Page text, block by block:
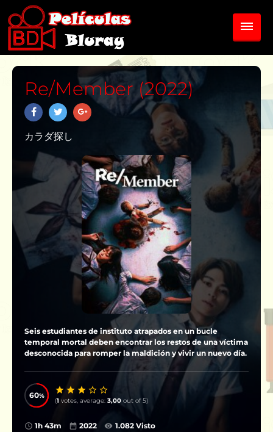
Re/Member (2022)
カラダ探し
Seis estudiantes de instituto atrapados en un bucle
temporal mortal deben encontrar los restos de una víctima
desconocida para romper la maldición y vivir un nuevo día.
60
(1 votes, average: 3,00 out of 5)
1h 43m 2022 1.082 Visto